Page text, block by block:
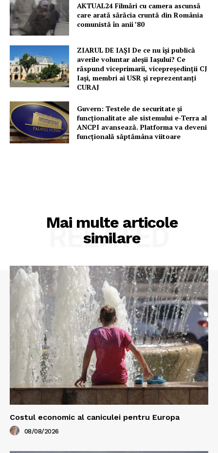
AKTUAL24 Filmări cu camera ascunsă
care arată sărăcia cruntă din România
comunistă în anii ’80
ZIARUL DE IAȘI De ce nu își publică
averile voluntar aleșii Iașului? Ce
răspund viceprimarii, vicepreședinții CJ
Iași, membri ai USR și reprezentanți
CURAJ
Guvern: Testele de securitate și
funcționalitate ale sistemului e-Terra al
ANCPI avansează. Platforma va deveni
funcțională săptămâna viitoare
Mai multe articole
similare
RELATED
Costul economic al caniculei pentru Europa
08/08/2026